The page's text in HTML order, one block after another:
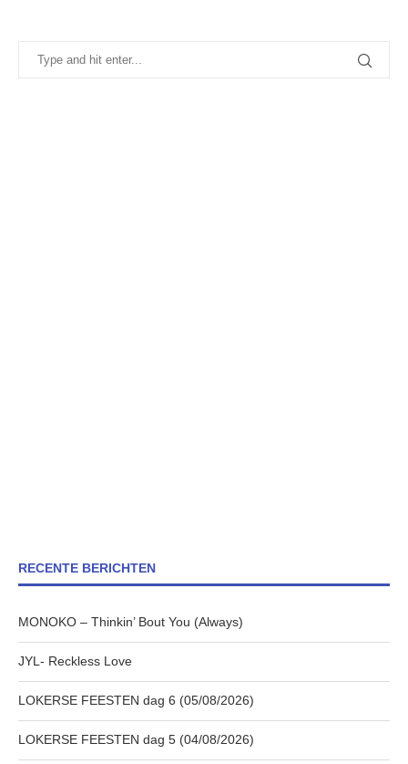
RECENTE BERICHTEN
MONOKO – Thinkin’ Bout You (Always)
JYL- Reckless Love
LOKERSE FEESTEN dag 6 (05/08/2026)
LOKERSE FEESTEN dag 5 (04/08/2026)